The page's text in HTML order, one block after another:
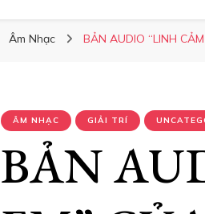
Âm Nhạc BẢN AUDIO “LINH
ÂM NHẠC GIẢI TRÍ
BẢN